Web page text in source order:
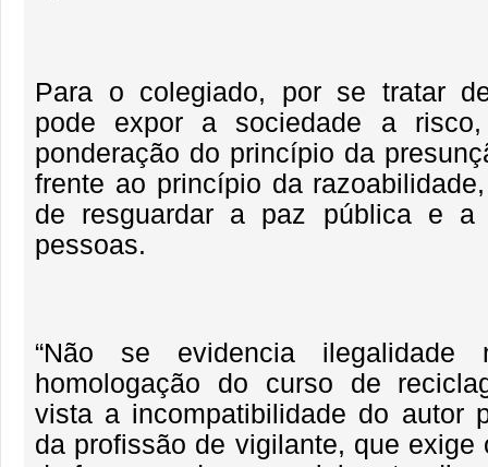
Para o colegiado, por se tratar
pode expor a sociedade a
ponderação do princípio da
frente ao princípio da
de resguardar a paz pública e a
pessoas.
“Não se evidencia
homologação do curso de
vista a incompatibilidade do autor
da profissão de vigilante, que exige